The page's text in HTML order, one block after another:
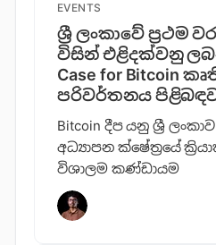
EVENTS
ශ්‍රී ලංකාවේ ප්‍රථම
විසින් එළිදක්වනු ලබන
Case for Bitcoin
පරිවර්තන​ය
Bitcoin දීප යනු ශ්‍රී
අධ්‍යාපන ක්ෂේත්‍රයේ
විශාලම කණ්ඩායම